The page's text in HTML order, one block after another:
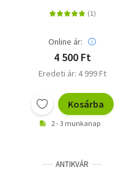
Online ár:
4 500 Ft
Eredeti ár: 4 999 Ft
Kosárba
2 - 3 munkanap
ANTIKVÁR